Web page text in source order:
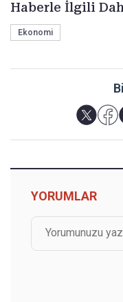
Haberle İlgili
Ekonomi
YORUMLAR